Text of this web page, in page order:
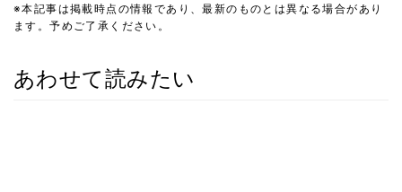
※本記事は掲載時点の情報であり、最新のものとは異なる場合があり
ます。予めご了承ください。
あわせて読みたい